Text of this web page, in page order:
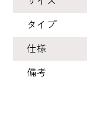
タイプ
仕様
備考